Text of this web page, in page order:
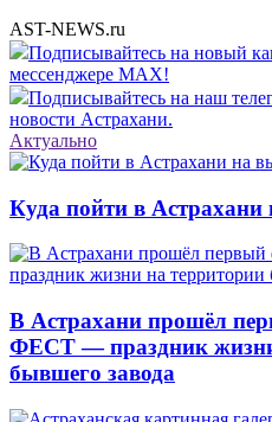
AST-NEWS.ru
Подписывайтесь на новый
мессенджере MAX!
Подписывайтесь на наш
новости Астрахани.
Актуально
Куда пойти в
В Астрахани прошёл
ФЕСТ — праздник
бывшего завода